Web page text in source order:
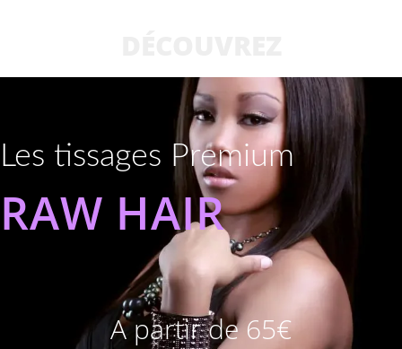
Les tissages Premium
RAW HAIR
A partir de 65€